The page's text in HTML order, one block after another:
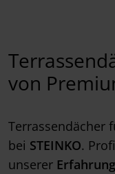
von
Terrassendächer
bei STEINKO.
unserer Erfahrung